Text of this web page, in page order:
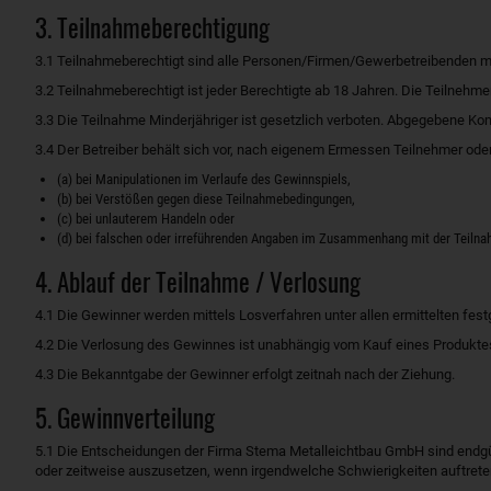
3. Teilnahmeberechtigung
3.1 Teilnahmeberechtigt sind alle Personen/Firmen/Gewerbetreibenden
3.2 Teilnahmeberechtigt ist jeder Berechtigte ab 18 Jahren. Die
3.3 Die Teilnahme Minderjähriger ist gesetzlich verboten. Abgegebene
3.4 Der Betreiber behält sich vor, nach eigenem Ermessen Teilnehmer
(a) bei Manipulationen im Verlaufe des Gewinnspiels,
(b) bei Verstößen gegen diese Teilnahmebedingungen,
(c) bei unlauterem Handeln oder
(d) bei falschen oder irreführenden Angaben im Zusammenhang mit der
4. Ablauf der Teilnahme / Verlosung
4.1 Die Gewinner werden mittels Losverfahren unter allen ermittelten
4.2 Die Verlosung des Gewinnes ist unabhängig vom Kauf eines
4.3 Die Bekanntgabe der Gewinner erfolgt zeitnah nach der Ziehung.
5. Gewinnverteilung
5.1 Die Entscheidungen der Firma Stema Metalleichtbau GmbH sind
oder zeitweise auszusetzen, wenn irgendwelche Schwierigkeiten